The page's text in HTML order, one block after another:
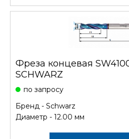
Фреза концевая
SCHWARZ
по запросу
Бренд - Schwarz
Диаметр - 12.00 мм